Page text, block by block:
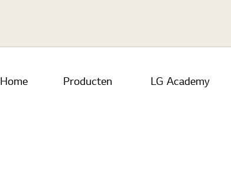
Home Producten LG Academy